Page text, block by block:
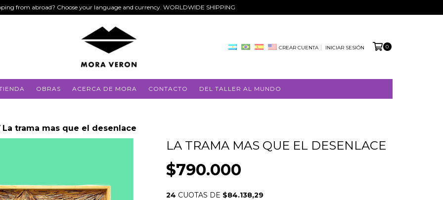
from abroad? Choose your language and currency. WORLDWIDE SHIPPING
CREAR CUENTA INICIAR SESIÓN 0
OBRAS ACERCA DE MORA CONTACTO DEL TALLER AL MUNDO
La trama mas que el desenlace
LA TRAMA MAS QUE EL DESENLACE
$790.000
24 CUOTAS DE $84.138,29